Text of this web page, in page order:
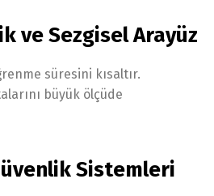
ve Sezgisel Arayüz
süresini kısaltır.
büyük ölçüde
Sistemleri